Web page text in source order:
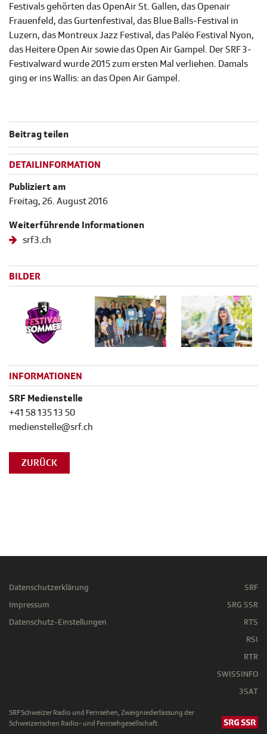
Festivals gehörten das OpenAir St. Gallen, das Openair
Frauenfeld, das Gurtenfestival, das Blue Balls-Festival in
Luzern, das Montreux Jazz Festival, das Paléo Festival Nyon,
das Heitere Open Air sowie das Open Air Gampel. Der SRF 3-
Festivalward wurde 2015 zum ersten Mal verliehen. Damals
ging er ins Wallis: an das Open Air Gampel.
Beitrag teilen
DETAILINFORMATION
Publiziert am
Freitag, 26. August 2016
Weiterführende Informationen
srf3.ch
BILDER
INFORMATIONEN
SRF Medienstelle
+41 58 135 13 50
medienstelle@srf.ch
ZURÜCK
Datenschutzerklärung
Impressum
Datenschutz-Einstellungen
SRF
SRG SSR
RTS
RSI
RTR
SWISSINFO
3SAT
SRF Schweizer Radio und Fernsehen, Zweigniederlassung der
Schweizerischen Radio- und Fernsehgesellschaft